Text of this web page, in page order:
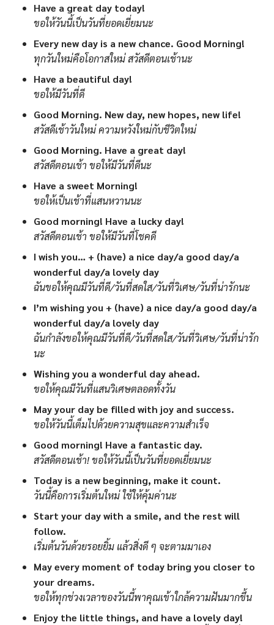
Have a great day today!
ขอให้วันนี้เป็นวันที่ยอดเยี่ยมนะ
Every new day is a new chance. Good Morning!
ทุกวันใหม่คือโอกาสใหม่ สวัสดีตอนเช้านะ
Have a beautiful day!
ขอให้มีวันที่ดี
Good Morning. New day, new hopes, new life!
สวัสดีเช้าวันใหม่ ความหวังใหม่กับชีวิตใหม่
Good Morning. Have a great day!
สวัสดีตอนเช้า ขอให้มีวันที่ดีนะ
Have a sweet Morning!
ขอให้เป็นเช้าที่แสนหวานนะ
Good morning! Have a lucky day!
สวัสดีตอนเช้า ขอให้มีวันที่โชคดี
I wish you… + (have) a nice day/a good day/a
wonderful day/a lovely day
ฉันขอให้คุณมีวันที่ดี/วันที่สดใส/วันที่วิเศษ/วันที่น่ารักนะ
I’m wishing you + (have) a nice day/a good day/a
wonderful day/a lovely day
ฉันกำลังขอให้คุณมีวันที่ดี/วันที่สดใส/วันที่วิเศษ/วันที่น่ารัก
นะ
Wishing you a wonderful day ahead.
ขอให้คุณมีวันที่แสนวิเศษตลอดทั้งวัน
May your day be filled with joy and success.
ขอให้วันนี้เต็มไปด้วยความสุขและความสำเร็จ
Good morning! Have a fantastic day.
สวัสดีตอนเช้า! ขอให้วันนี้เป็นวันที่ยอดเยี่ยมนะ
Today is a new beginning, make it count.
วันนี้คือการเริ่มต้นใหม่ ใช้ให้คุ้มค่านะ
Start your day with a smile, and the rest will
follow.
เริ่มต้นวันด้วยรอยยิ้ม แล้วสิ่งดี ๆ จะตามมาเอง
May every moment of today bring you closer to
your dreams.
ขอให้ทุกช่วงเวลาของวันนี้พาคุณเข้าใกล้ความฝันมากขึ้น
Enjoy the little things, and have a lovely day!